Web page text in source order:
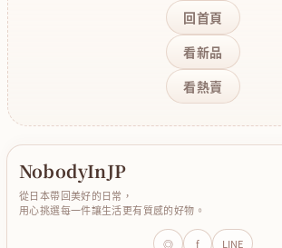
回首頁
看新品
看熱賣
NobodyInJP
從日本帶回美好的日常，
用心挑選每一件讓生活更有質感的好物。
◎ f LINE